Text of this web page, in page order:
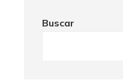
Buscar